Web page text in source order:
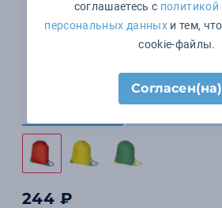
244 ₽
соглашаетесь с политикой
персональных данныхи тем,
cookie-файлы.
Согласен(на)